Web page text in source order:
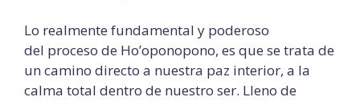
Lo realmente fundamental y poderoso
del proceso de Ho’oponopono, es que se trata de
un camino directo a nuestra paz interior, a la
calma total dentro de nuestro ser. Lleno de